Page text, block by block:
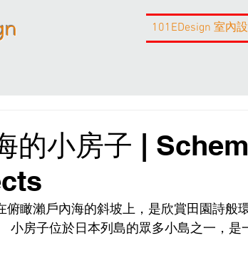
101EDesign 室內
的小房子 |
俯瞰瀨戶內海的斜坡上，是欣賞田園詩般
小房子位於日本列島的眾多小島之一，是